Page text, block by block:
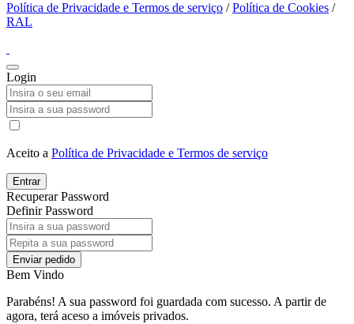
Política de Privacidade e Termos de serviço /Política de Cookies /
RAL
Login
Aceito a Política de Privacidade e Termos de serviço
Entrar
Recuperar Password
Definir Password
Enviar pedido
Bem Vindo
Parabéns! A sua password foi guardada com sucesso. A partir de
agora, terá aceso a imóveis privados.